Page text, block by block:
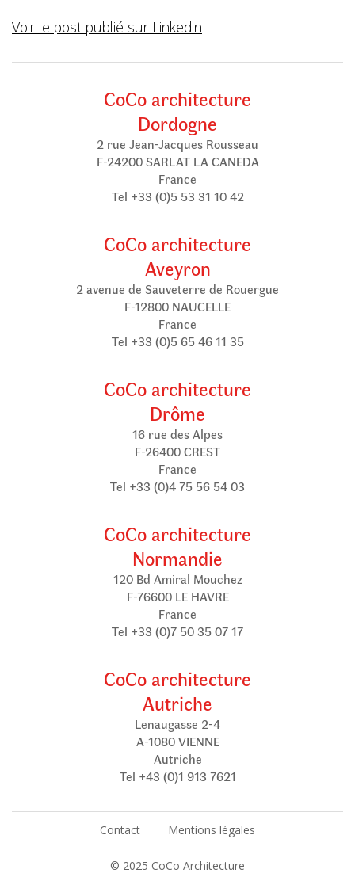
Voir le post publié sur Linkedin
CoCo architecture
Dordogne
2 rue Jean-Jacques Rousseau
F-24200 SARLAT LA CANEDA
France
Tel +33 (0)5 53 31 10 42
CoCo architecture
Aveyron
2 avenue de Sauveterre de Rouergue
F-12800 NAUCELLE
France
Tel +33 (0)5 65 46 11 35
CoCo architecture
Drôme
16 rue des Alpes
F-26400 CREST
France
Tel +33 (0)4 75 56 54 03
CoCo architecture
Normandie
120 Bd Amiral Mouchez
F-76600 LE HAVRE
France
Tel +33 (0)7 50 35 07 17
CoCo architecture
Autriche
Lenaugasse 2-4
A-1080 VIENNE
Autriche
Tel +43 (0)1 913 7621
Contact Mentions légales
© 2025 CoCo Architecture